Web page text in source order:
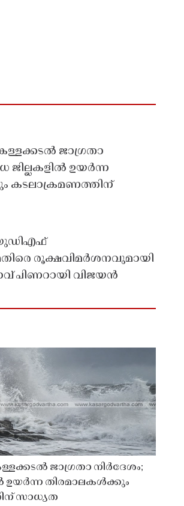
ജാഗ്രതാ
ജില്ലകളിൽ ഉയർന്ന
കടലാക്രമണത്തിന്
യുഡിഎഫ്
രൂക്ഷവിമർശനവുമായി
പിണറായി വിജയൻ
ജാഗ്രതാ നിർദേശം;
ഉയർന്ന തിരമാലകൾക്കും
സാധ്യത